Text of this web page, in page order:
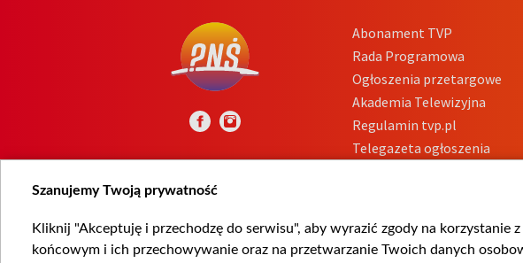
Abonament TVP
Rada Programowa
Ogłoszenia przetargowe
Akademia Telewizyjna
Regulamin tvp.pl
Telegazeta ogłoszenia
Szanujemy Twoją prywatność
Kliknij "Akceptuję i przechodzę do serwisu", aby wyrazić zgody na
końcowym i ich przechowywanie oraz na przetwarzanie Twoich danych